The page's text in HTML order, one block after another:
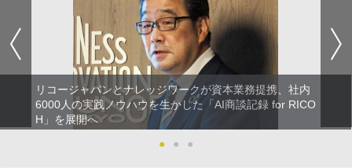
リコージャパンとナレッジワークが資本業務提携、社内
6000人の実践ノウハウを生かした「AI商談記録 for RICO
H」を展開へ
●
● ●